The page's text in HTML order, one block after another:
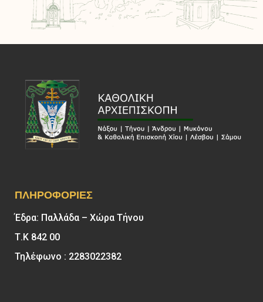
ΠΛΗΡΟΦΟΡΊΕΣ
Έδρα: Παλλάδα – Χώρα Τήνου
Τ.Κ 842 00
Τηλέφωνο : 2283022382